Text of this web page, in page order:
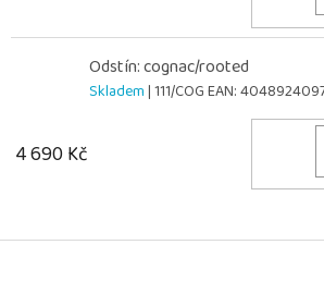
Odstín: cognac/rooted
Skladem| 111/COGEAN:
4 690 Kč
Z